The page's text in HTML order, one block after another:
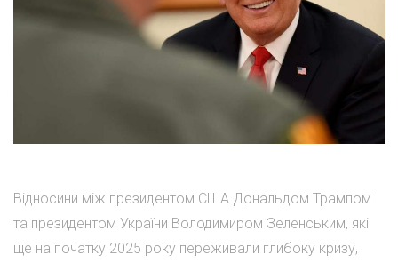
Відносини між президентом США Дональдом Трампом
та президентом України Володимиром Зеленським, які
ще на початку 2025 року переживали глибоку кризу,